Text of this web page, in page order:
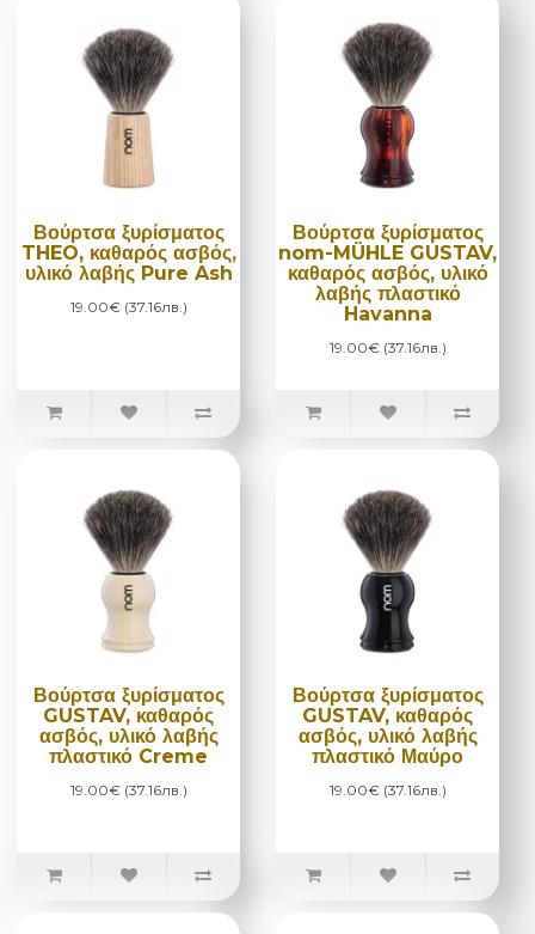
Βούρτσα ξυρίσματος
THEO, καθαρός ασβός,
υλικό λαβής Pure Ash
19.00€ (37.16лв.)
Βούρτσα ξυρίσματος
nom-MÜHLE GUSTAV,
καθαρός ασβός, υλικό
λαβής πλαστικό
Havanna
19.00€ (37.16лв.)
Βούρτσα ξυρίσματος
GUSTAV, καθαρός
ασβός, υλικό λαβής
πλαστικό Creme
19.00€ (37.16лв.)
Βούρτσα ξυρίσματος
GUSTAV, καθαρός
ασβός, υλικό λαβής
πλαστικό Μαύρο
19.00€ (37.16лв.)